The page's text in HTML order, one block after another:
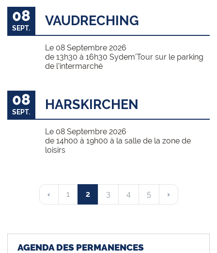
08
SEPT. VAUDRECHING
Le 08 Septembre 2026
de 13h30 à 16h30 Sydem'Tour sur le parking
de l'intermarché
08
SEPT. HARSKIRCHEN
Le 08 Septembre 2026
de 14h00 à 19h00 à la salle de la zone de
loisirs
‹ 1 2 3 4 5 ›
AGENDA DES PERMANENCES